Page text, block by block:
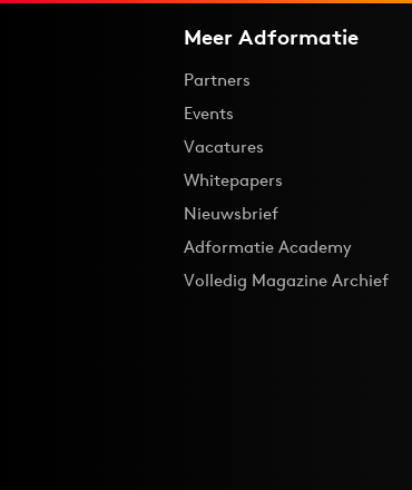
Meer Adformatie
Partners
Events
Vacatures
Whitepapers
Nieuwsbrief
Adformatie Academy
Volledig Magazine Archief